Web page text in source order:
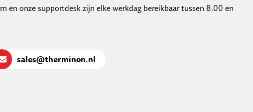
en onze supportdesk zijn elke werkdag bereikbaar tussen 8.00 en
sales@therminon.nl